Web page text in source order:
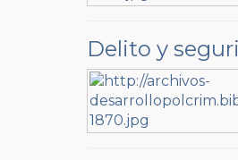
Delito y